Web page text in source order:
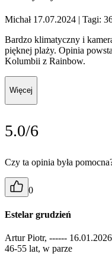
Michał 17.07.2024 | Tagi:
Bardzo klimatyczny i
pięknej plaży. Opinia
Kolumbii z Rainbow.
Więcej
5.0/6
Czy ta opinia była
0
Estelar grudzień
Artur Piotr, ------ 16.01.2026
46-55 lat, w parze